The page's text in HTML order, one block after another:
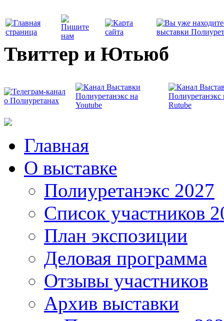
Твиттер и Ютьюб
Главная
О выставке
Полиуретанэкс 2027
Список участников
План экспозиции
Деловая программа
Отзывы участников
Архив выставки